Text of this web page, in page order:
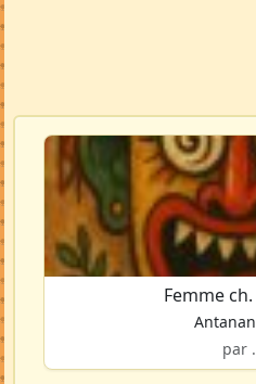
Femme
par